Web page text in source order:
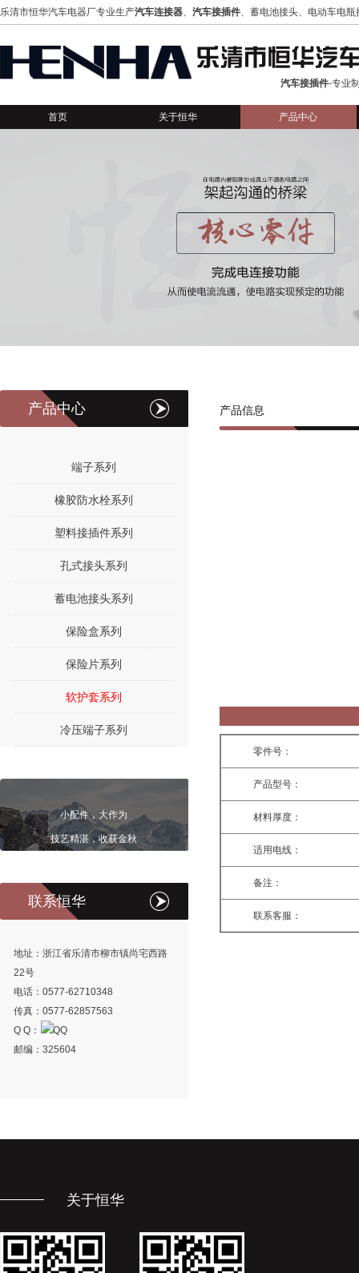
乐清市恒华汽车电器厂专业生产汽车连接器、 汽车接插件、蓄电池接头、电动车电
汽车接插件-专业
首页 关于恒华 产品中心
产品中心
端子系列
橡胶防水栓系列
塑料接插件系列
孔式接头系列
蓄电池接头系列
保险盒系列
保险片系列
软护套系列
冷压端子系列
小配件，大作为
技艺精湛，收获金秋
联系恒华
地址：浙江省乐清市柳市镇尚宅西路
22号
电话：0577-62710348
传真：0577-62857563
Q Q：
邮编：325604
产品信息
零件号：
产品型号：
材料厚度：
适用电线：
备注：
联系客服：
关于恒华